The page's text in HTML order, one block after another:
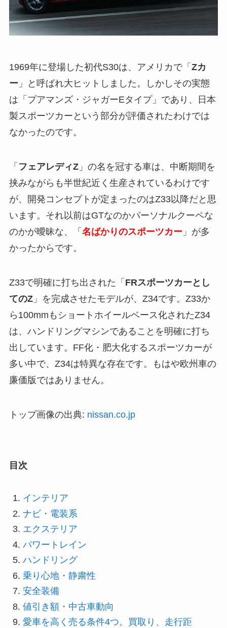
1969年に登場した初代S30は、アメリカで「 Zカ
ー 」と呼ばれ大ヒットしました。しかしその実態
は「プアマンズ・ジャガーEタイプ」であり、日本
製スポーツカーという部分が評価されたわけでは
なかったのです。
「 フェアレディZ」の名を冠する車は、中断期間を
挟みながらも半世紀近く生産されているわけです
が、開発コンセプトが定まったのはZ33以降だと思
います。それ以前はGTなのかパーソナルクーペな
のかが曖昧な、「 名ばかりのスポーツカー」が多
かったからです。
Z33で明確に打ち出された「 FRスポーツカーとし
てのZ」を完成させたモデルが、Z34です。Z33か
ら100mmもショートホイールベース化されたZ34
は、ハンドリングマシンであることを明確に打ち
出しています。FF化・肥大化するスポーツカーが
多い中で、Z34は特異な存在です。もはや欧州車の
廉価版ではありません。
トップ画像の出典: nissan.co.jp
目次
インテリア
ナビ・電装系
エクステリア
パワートレイン
ハンドリング
乗り心地・静粛性
安全装備
値引き額・中古車動向
愛車を高く売る条件4つ。買取り、走行距